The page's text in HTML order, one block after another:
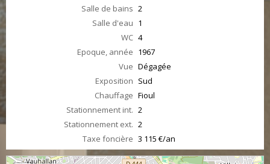
Salle de bains 2
Salle d'eau 1
WC 4
Epoque, année 1967
Vue Dégagée
Exposition Sud
Chauffage Fioul
Stationnement int. 2
Stationnement ext. 2
Taxe foncière 3 115 €/an